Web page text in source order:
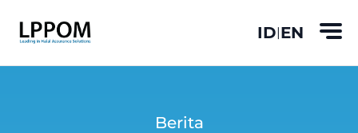
ID|EN
Berita